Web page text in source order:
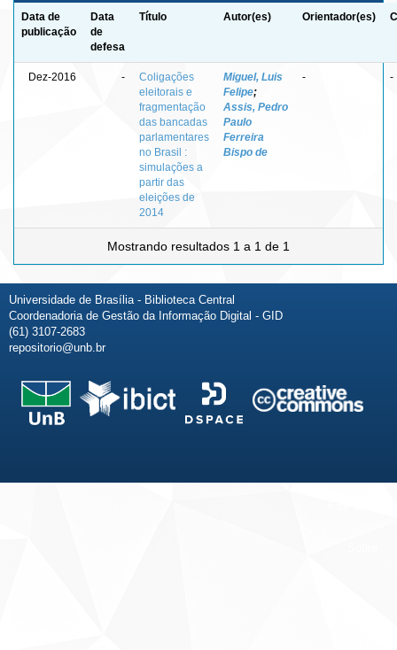
Data de
publicação
Data
de
defesa
Título Autor(es) Orientador(es)
Dez-2016 -
Coligações
eleitorais e
fragmentação
das bancadas
parlamentares
no Brasil :
simulações a
partir das
eleições de
2014
Miguel, Luis
Felipe;
Assis, Pedro
Paulo
Ferreira
Bispo de
- -
Mostrando resultados 1 a 1 de 1
Universidade de Brasília - Biblioteca Central
Coordenadoria de Gestão da Informação Digital - GID
(61) 3107-2683
repositorio@unb.br